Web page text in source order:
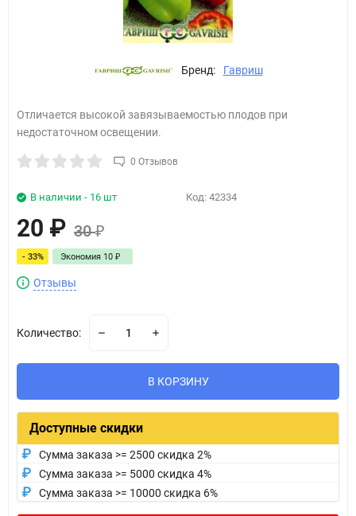
Бренд: Гавриш
Отличается высокой завязываемостью плодов при
недостаточном освещении.
0 Отзывов
В наличии - 16 шт Код: 42334
20 ₽ 30₽
- 33% Экономия 10 ₽
Отзывы
Количество:
В КОРЗИНУ
Доступные скидки
Сумма заказа >= 2500 скидка 2%
Сумма заказа >= 5000 скидка 4%
Сумма заказа >= 10000 скидка 6%